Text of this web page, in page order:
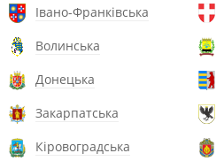
Івано-Франківська
Волинська
Донецька
Закарпатська
Кіровоградська